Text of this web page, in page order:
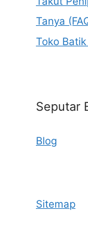
Tanya
Toko
Seputar
Blog
Sitemap